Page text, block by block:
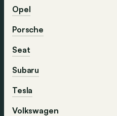
Opel
Porsche
Seat
Subaru
Tesla
Volkswagen